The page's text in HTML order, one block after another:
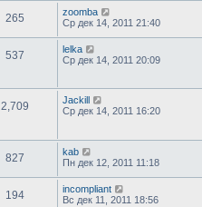
265
zoomba
Ср дек 14, 2011 21:40
537
lelka
Ср дек 14, 2011 20:09
2,709
Jackill
Ср дек 14, 2011 16:20
827
kab
Пн дек 12, 2011 11:18
194
incompliant
Вс дек 11, 2011 18:56